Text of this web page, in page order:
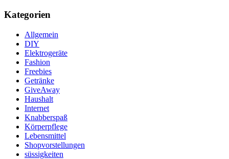
Kategorien
Allgemein
DIY
Elektrogeräte
Fashion
Freebies
Getränke
GiveAway
Haushalt
Internet
Knabberspaß
Körperpflege
Lebensmittel
Shopvorstellungen
süssigkeiten